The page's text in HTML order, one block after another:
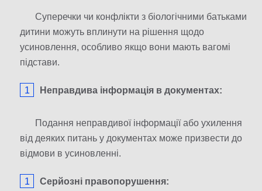
Суперечки чи конфлікти з біологічними батьками
дитини можуть вплинути на рішення щодо
усиновлення, особливо якщо вони мають вагомі
підстави.
Неправдива інформація в документах:
Подання неправдивої інформації або ухилення
від деяких питань у документах може призвести до
відмови в усиновленні.
Серйозні правопорушення: